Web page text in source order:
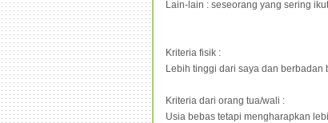
Lain-lain : seseorang yang sering
Kriteria fisik :
Lebih tinggi dari saya dan berbadan
Kriteria dari orang tua/wali :
Usia bebas tetapi mengharapkan